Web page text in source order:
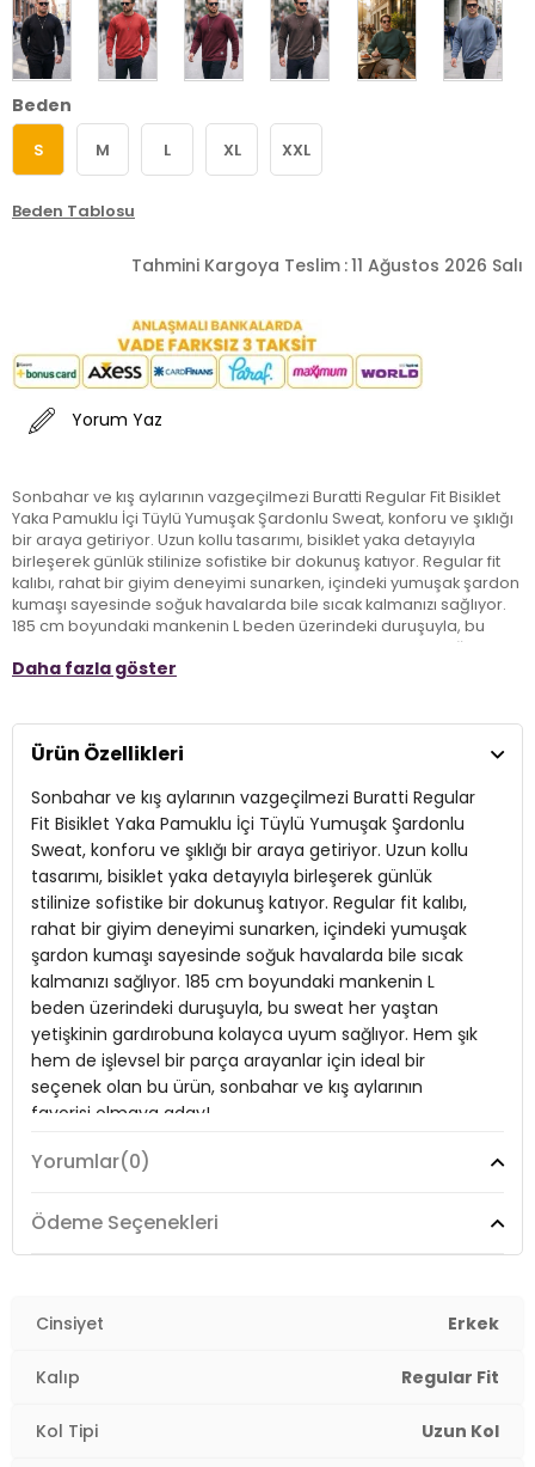
Beden
S M L XL XXL
Beden Tablosu
Tahmini Kargoya Teslim :11 Ağustos 2026 Salı
Yorum Yaz
Sonbahar ve kış aylarının vazgeçilmezi Buratti Regular Fit Bisiklet
Yaka Pamuklu İçi Tüylü Yumuşak Şardonlu Sweat, konforu ve şıklığı
bir araya getiriyor. Uzun kollu tasarımı, bisiklet yaka detayıyla
birleşerek günlük stilinize sofistike bir dokunuş katıyor. Regular fit
kalıbı, rahat bir giyim deneyimi sunarken, içindeki yumuşak şardon
kumaşı sayesinde soğuk havalarda bile sıcak kalmanızı sağlıyor.
185 cm boyundaki mankenin L beden üzerindeki duruşuyla, bu
sweat her yaştan yetişkinin gardırobuna kolayca uyum sağlıyor.
Hem şık hem de işlevsel bir parça arayanlar için ideal bir seçenek
Model:Sweat
Mevsim:Sonbahar/Kış
Yaka Tipi: Bisiklet Yaka
Kol Tipi: Uzun Kol
Kalıp Bilgisi:Regular Fit
Manken Bedeni: Boy : 185 cm / Göğüs : 102 cm / Bel : 77 cm /
Basen : 97 cm / Beden : L
Yaş Grubu:Yetişkin
Türkiye
3DK15905255.61
Daha fazla göster
Ürün Özellikleri
Sonbahar ve kış aylarının vazgeçilmezi Buratti Regular
Fit Bisiklet Yaka Pamuklu İçi Tüylü Yumuşak Şardonlu
Sweat, konforu ve şıklığı bir araya getiriyor. Uzun kollu
tasarımı, bisiklet yaka detayıyla birleşerek günlük
stilinize sofistike bir dokunuş katıyor. Regular fit kalıbı,
rahat bir giyim deneyimi sunarken, içindeki yumuşak
şardon kumaşı sayesinde soğuk havalarda bile sıcak
kalmanızı sağlıyor. 185 cm boyundaki mankenin L
beden üzerindeki duruşuyla, bu sweat her yaştan
yetişkinin gardırobuna kolayca uyum sağlıyor. Hem şık
hem de işlevsel bir parça arayanlar için ideal bir
seçenek olan bu ürün, sonbahar ve kış aylarının
favorisi olmaya aday!
Yorumlar(0)
Ödeme Seçenekleri
Cinsiyet Erkek
Kalıp Regular Fit
Kol Tipi Uzun Kol